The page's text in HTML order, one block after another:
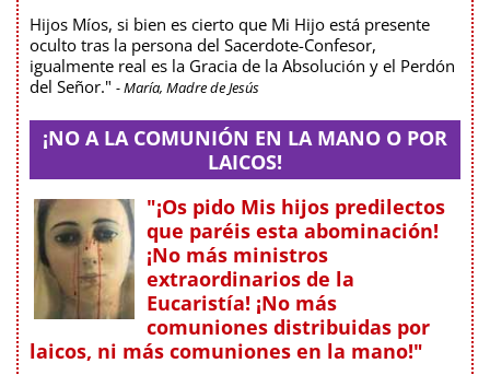
Hijos Míos, si bien es cierto que Mi Hijo está presente
oculto tras la persona del Sacerdote-Confesor,
igualmente real es la Gracia de la Absolución y el Perdón
del Señor." - María, Madre de Jesús
¡NO A LA COMUNIÓN EN LA MANO O POR
LAICOS!
"¡Os pido Mis hijos predilectos
que paréis esta abominación!
¡No más ministros
extraordinarios de la
Eucaristía! ¡No más
comuniones distribuidas por
laicos, ni más comuniones en la mano!"